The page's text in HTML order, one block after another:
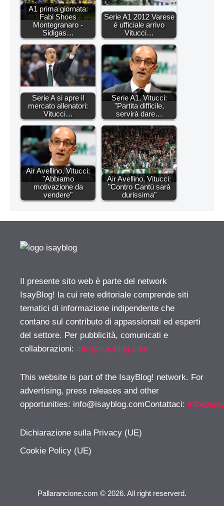
A1 prima giornata:
Fabi Shoes
Montegranaro -
Sidigas…
Serie A1 2012 Varese
é ufficiale arrivo
Vitucci…
Serie A si apre il
mercato allenatori:
Vitucci…
Serie A1, Vitucci:
"Partita difficile,
servirà dare…
Air Avellino, Vitucci:
"Abbiamo
motivazione da
vendere"
Air Avellino, Vitucci:
"Contro Cantù sarà
durissima"
Il presente sito web è parte del network
IsayBlog! la cui rete editoriale comprende siti
tematici di informazione indipendente che
contano sul contributo di appassionati ed esperti
del settore. Per pubblicità, comunicati e
collaborazioni: info@isayblog.com
This website is part of the IsayBlog! network. For
advertising, press releases and other
opportunities: info@isayblog.comContattaci:
Dichiarazione sulla Privacy (UE)
Cookie Policy (UE)
Pallarancione.com © 2026. All right reserverd.